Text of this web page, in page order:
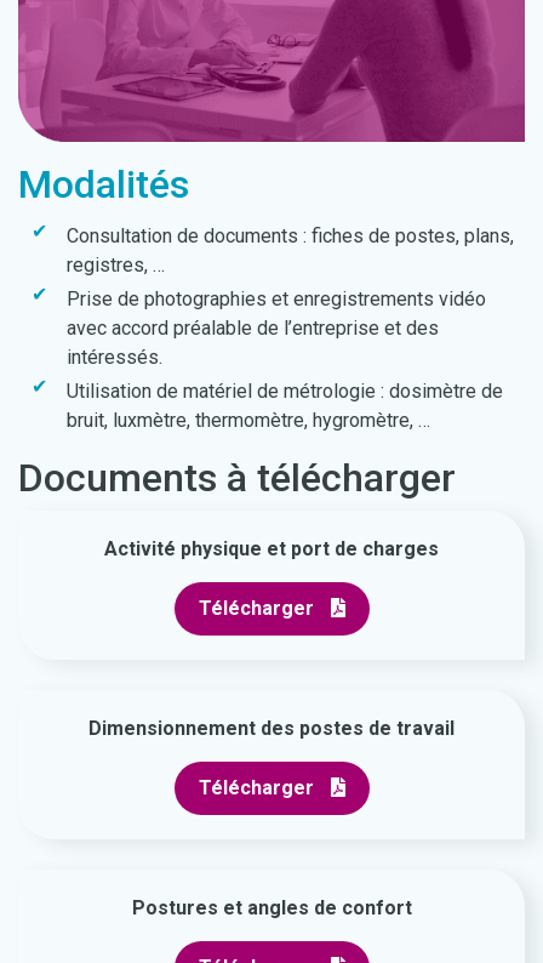
Modalités
Consultation de documents : fiches de postes, plans,
registres, …
Prise de photographies et enregistrements vidéo
avec accord préalable de l’entreprise et des
intéressés.
Utilisation de matériel de métrologie : dosimètre de
bruit, luxmètre, thermomètre, hygromètre, …
Documents à télécharger
Activité physique et port de charges
Télécharger
Dimensionnement des postes de travail
Télécharger
Postures et angles de confort